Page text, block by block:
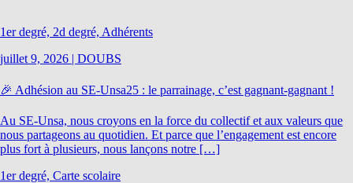
1er degré, 2d degré, Adhérents
juillet 9, 2026 | DOUBS
🎉 Adhésion au SE-Unsa25 : le parrainage, c’est gagnant-gagnant !
Au SE-Unsa, nous croyons en la force du collectif et aux valeurs que
nous partageons au quotidien. Et parce que l’engagement est encore
plus fort à plusieurs, nous lançons notre […]
1er degré, Carte scolaire